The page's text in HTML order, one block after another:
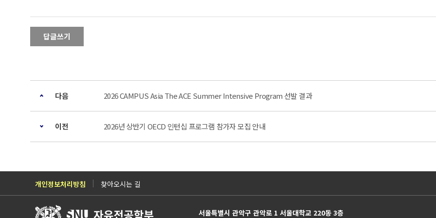
답글쓰기
다음 2026 CAMPUS Asia The ACE Summer Intensive Program 선발 결과
이전 2026년 상반기 OECD 인턴십 프로그램 참가자 모집 안내
개인정보처리방침 찾아오시는 길
서울특별시 관악구 관악로 1 서울대학교 220동 3층